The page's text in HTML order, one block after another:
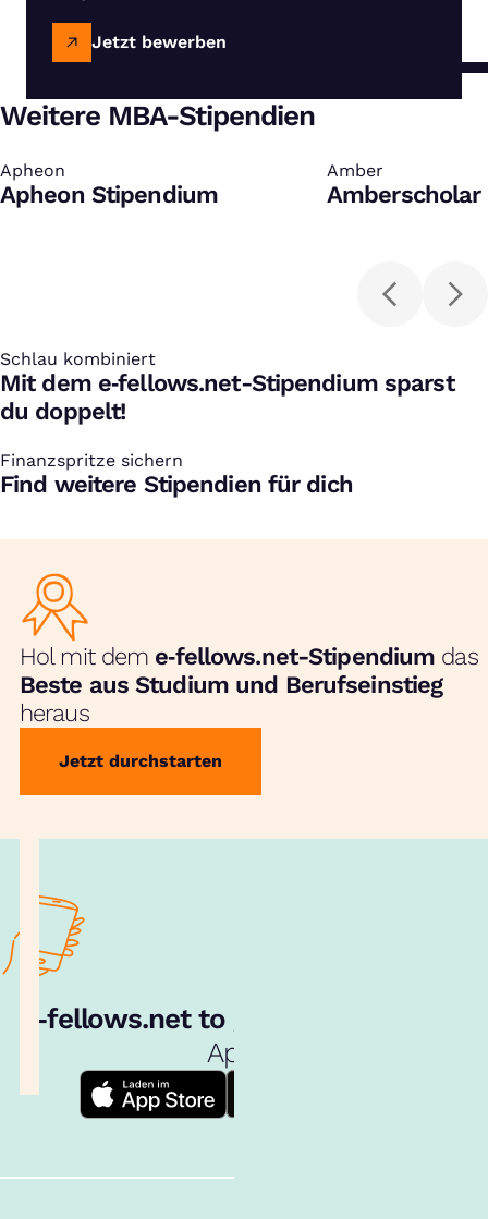
Jetzt bewerben
Weitere MBA-Stipendien
Apheon
:
Apheon Stipendium
Amber
:
Amberscholar
Schlau kombiniert
:
Mit dem e‑fellows.net-Stipendium sparst
du doppelt!
Finanzspritze sichern
:
Find weitere Stipendien für dich
Hol mit dem e‑fellows.net-Stipendium das
Beste aus Studium und Berufseinstieg
heraus
Jetzt durchstarten
e‑fellows.net to go:
App!